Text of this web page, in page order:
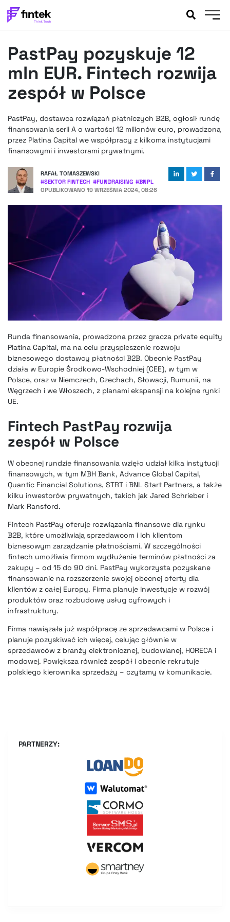
BANKOWOŚĆ
EVENTY
FELIETONY
WYWIADY
PODCASTY
FINTEKEXTRA
OKIEM EKSPERTA
PastPay pozyskuje 12
mln EUR. Fintech rozwija
zespół w Polsce
PastPay, dostawca rozwiązań płatniczych B2B, ogłosił rundę
finansowania serii A o wartości 12 milionów euro, prowadzoną
przez Platina Capital we współpracy z kilkoma instytucjami
finansowymi i inwestorami prywatnymi.
RAFAŁ TOMASZEWSKI
#SEKTOR FINTECH #FUNDRAISING #BNPL
OPUBLIKOWANO 19 WRZEŚNIA 2024, 08:26
Runda finansowania, prowadzona przez gracza private equity
Platina Capital, ma na celu przyspieszenie rozwoju
biznesowego dostawcy płatności B2B. Obecnie PastPay
działa w Europie Środkowo-Wschodniej (CEE), w tym w
Polsce, oraz w Niemczech, Czechach, Słowacji, Rumunii, na
Węgrzech i we Włoszech, z planami ekspansji na kolejne rynki
UE.
Fintech PastPay rozwija
zespół w Polsce
W obecnej rundzie finansowania wzięło udział kilka instytucji
finansowych, w tym MBH Bank, Advance Global Capital,
Quantic Financial Solutions, STRT i BNL Start Partners, a także
kilku inwestorów prywatnych, takich jak Jared Schrieber i
Mark Ransford.
Fintech PastPay oferuje rozwiązania finansowe dla rynku
B2B, które umożliwiają sprzedawcom i ich klientom
biznesowym zarządzanie płatnościami. W szczególności
fintech umożliwia firmom wydłużenie terminów płatności za
zakupy – od 15 do 90 dni. PastPay wykorzysta pozyskane
finansowanie na rozszerzenie swojej obecnej oferty dla
klientów z całej Europy. Firma planuje inwestycje w rozwój
produktów oraz rozbudowę usług cyfrowych i
infrastruktury.
Firma nawiązała już współpracę ze sprzedawcami w Polsce i
planuje pozyskiwać ich więcej, celując głównie w
sprzedawców z branży elektronicznej, budowlanej, HORECA i
modowej. Powiększa również zespół i obecnie rekrutuje
polskiego kierownika sprzedaży – czytamy w komunikacie.
PARTNERZY: